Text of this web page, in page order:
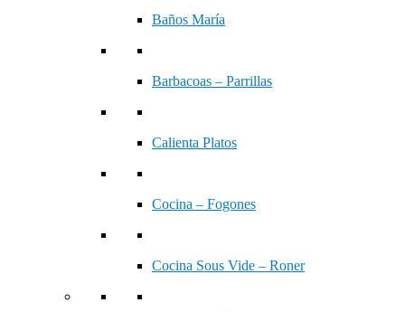
Baños María
Barbacoas – Parrillas
Calienta Platos
Cocina – Fogones
Cocina Sous Vide – Roner